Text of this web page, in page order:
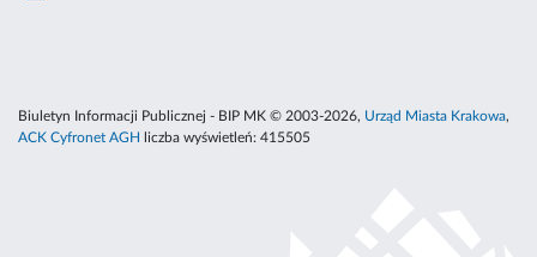
Biuletyn Informacji Publicznej - BIP MK © 2003-2026, Urząd Miasta Krakowa,
ACK Cyfronet AGH liczba wyświetleń: 415505